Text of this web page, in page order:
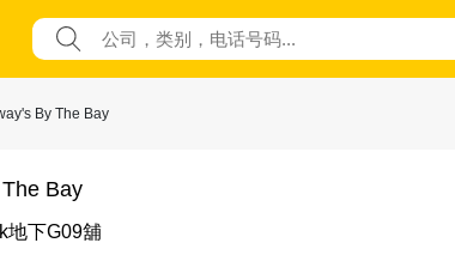
By The Bay
Bay
地下G09舖